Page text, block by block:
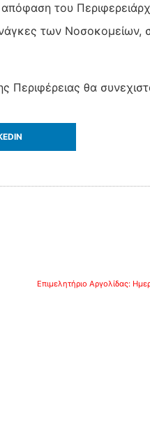
απόφαση του
των Νοσοκομείων,
Περιφέρειας θα
Επιμελητήριο Αργολίδας: